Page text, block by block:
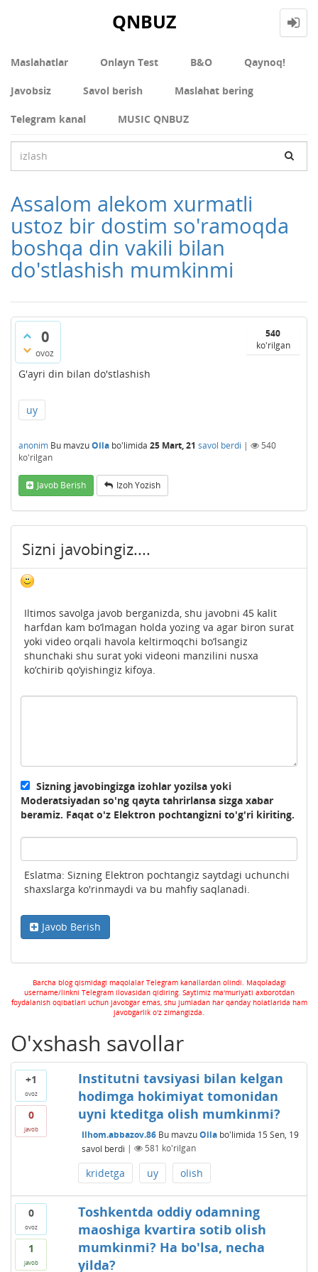
QNBUZ
Maslahatlar Onlayn Test В&О Qaynoq!
Javobsiz Savol berish Maslahat bering
Telegram kanal MUSIC QNBUZ
Assalom alekom xurmatli
ustoz bir dostim so'ramoqda
boshqa din vakili bilan
do'stlashish mumkinmi
0
ovoz
540
ko'rilgan
G'ayri din bilan do'stlashish
uy
anonim Bu mavzuOila bo'limida 25 Mart, 21 savol berdi |
540
ko'rilgan
Javob Berish Izoh Yozish
Sizni javobingiz....
Iltimos savolga javob berganizda, shu javobni 45 kalit
harfdan kam bo‘lmagan holda yozing va agar biron surat
yoki video orqali havola keltirmoqchi bo‘lsangiz
shunchaki shu surat yoki videoni manzilini nusxa
ko‘chirib qo‘yishingiz kifoya.
Sizning javobingizga izohlar yozilsa yoki
Moderatsiyadan so'ng qayta tahrirlansa sizga xabar
beramiz. Faqat o'z Elektron pochtangizni to'g'ri kiriting.
Eslatma: Sizning Elektron pochtangiz saytdagi uchunchi
shaxslarga ko'rinmaydi va bu mahfiy saqlanadi.
Javob Berish
Barcha blog qismidagi maqolalar Telegram kanallardan olindi. Maqoladagi
username/linkni Telegram ilovasidan qidiring. Saytimiz ma'muriyati axborotdan
foydalanish oqibatlari uchun javobgar emas, shu jumladan har qanday holatlarida ham
javobgarlik o'z zimangizda.
O'xshash savollar
+1
ovoz
0
javob
Institutni tavsiyasi bilan kelgan
hodimga hokimiyat tomonidan
uyni kteditga olish mumkinmi?
Ilhom.abbazov.86 Bu mavzuOilabo'limida 15 Sen, 19
savol berdi | 581 ko'rilgan
kridetga uy olish
0
ovoz
1
javob
Toshkentda oddiy odamning
maoshiga kvartira sotib olish
mumkinmi? Ha bo'lsa, necha
yilda?